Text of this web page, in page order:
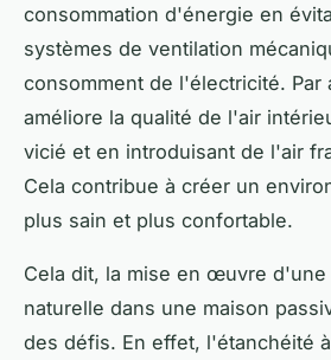
consommation d'énergie en
systèmes de ventilation
consomment de l'électricité. Par
améliore la qualité de l'air
vicié et en introduisant de l'air
Cela contribue à créer un
plus sain et plus confortable.
Cela dit, la mise en œuvre d'une
naturelle dans une maison
des défis. En effet, l'étanchéité